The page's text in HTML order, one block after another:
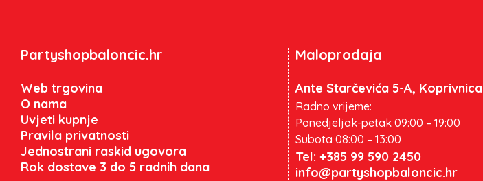
Partyshopbaloncic.hr
Web trgovina
O nama
Uvjeti kupnje
Pravila privatnosti
Jednostrani raskid ugovora
Rok dostave 3 do 5 radnih dana
Maloprodaja
Ante Starčevića 5-A, Koprivnica
Radno vrijeme:
Ponedjeljak-petak 09:00 – 19:00
Subota 08:00 – 13:00
Tel: +385 99 590 2450
info@partyshopbaloncic.hr